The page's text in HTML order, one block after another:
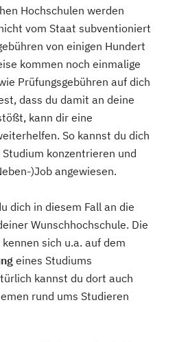
Hochschulen werden
vom Staat subventioniert
von einigen Hundert
kommen noch einmalige
Prüfungsgebühren auf dich
dass du damit an deine
kann dir eine
So kannst du dich
konzentrieren und
)Job angewiesen.
dich in diesem Fall an die
Wunschhochschule. Die
sich u.a. auf dem
eines Studiums
kannst du dort auch
rund ums Studieren